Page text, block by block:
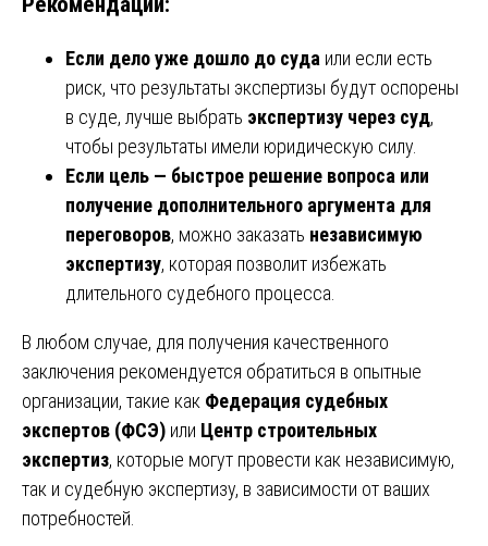
Если дело уже дошло до суда или если есть
риск, что результаты экспертизы будут оспорены
в суде, лучше выбрать экспертизу через суд,
чтобы результаты имели юридическую силу.
Если цель — быстрое решение вопроса или
получение дополнительного аргумента для
переговоров, можно заказать независимую
экспертизу, которая позволит избежать
длительного судебного процесса.
В любом случае, для получения качественного
заключения рекомендуется обратиться в опытные
организации, такие как Федерация судебных
экспертов (ФСЭ) или Центр строительных
экспертиз, которые могут провести как независимую,
так и судебную экспертизу, в зависимости от ваших
потребностей.